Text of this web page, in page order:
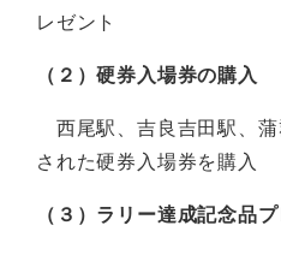
レゼント
（２）硬券入場券の購入
西尾駅、吉良吉田駅、蒲
された硬券入場券を購入
（３）ラリー達成記念品